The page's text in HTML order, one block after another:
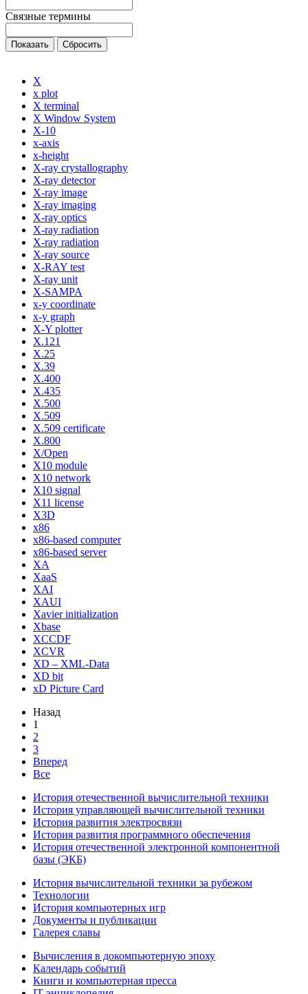
Связные термины
X
x plot
X terminal
X Window System
X-10
x-axis
x-height
X-ray crystallography
X-ray detector
X-ray image
X-ray imaging
X-ray optics
X-ray radiation
X-ray radiation
X-ray source
X-RAY test
X-ray unit
X-SAMPA
x-y coordinate
x-y graph
X-Y plotter
X.121
X.25
X.39
X.400
X.435
X.500
X.509
X.509 certificate
X.800
X/Open
X10 module
X10 network
X10 signal
X11 license
X3D
x86
x86-based computer
x86-based server
XA
XaaS
XAI
XAUI
Xavier initialization
Xbase
XCCDF
XCVR
XD – XML-Data
XD bit
xD Picture Card
Назад
1
2
3
Вперед
Все
История отечественной вычислительной техники
История управляющей вычислительной техники
История развития электросвязи
История развития программного обеспечения
История отечественной электронной компонентной
базы (ЭКБ)
История вычислительной техники за рубежом
Технологии
История компьютерных игр
Документы и публикации
Галерея славы
Вычисления в докомпьютерную эпоху
Календарь событий
Книги и компьютерная пресса